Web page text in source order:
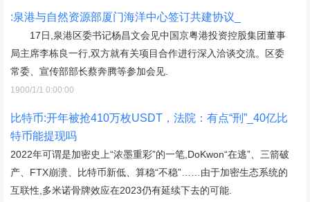
:泉港与自然资源部厦门海洋中心签订共建协议_
17日,泉港区委书记杨昌文会见中国京粤港投资控股集团董事
局主席李栋良一行,双方就有关项目合作进行深入洽谈交流。区委
常委、宣传部部长蔡奔腾等参加会见.
1900/1/1 0:00:00
比特币:开年被抢410万枚USDT，法院：有点“刑”_40亿比
特币能提现吗
2022年可谓是加密史上“浓墨重彩”的一笔,DoKwon“在逃”、三箭破
产、FTX崩溃、比特币新低、算稳“不稳”……由于加密生态系统的
互联性,多米诺骨牌效应在2023仍有延续下去的可能.